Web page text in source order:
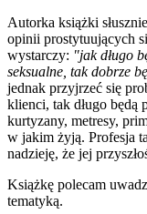
Autorka książki
opinii prostytuujących
wystarczy: "jak długo
seksualne, tak dobrze
jednak przyjrzeć się
klienci, tak długo będą
kurtyzany, metresy,
w jakim żyją. Profesja
nadzieję, że jej
Książkę polecam
tematyką.